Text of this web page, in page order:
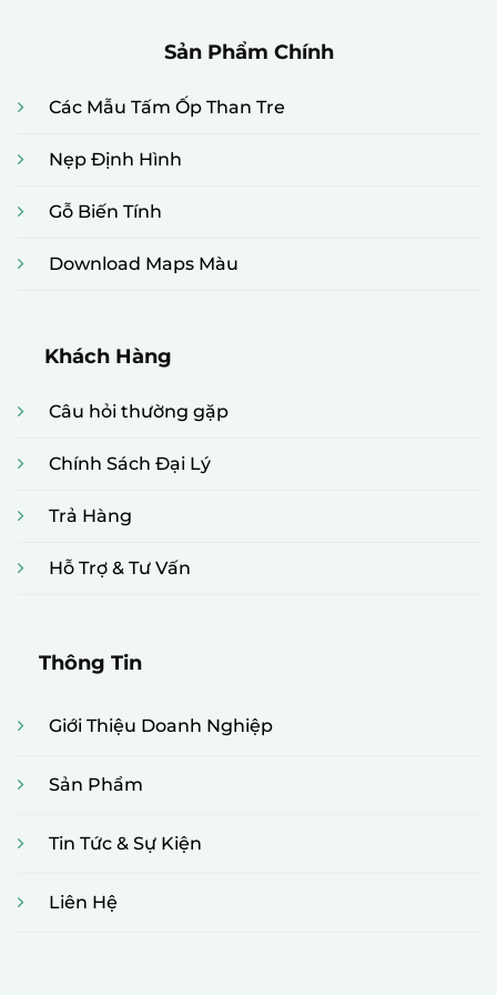
Sản Phẩm Chính
Các Mẫu Tấm Ốp Than Tre
Nẹp Định Hình
Gỗ Biến Tính
Download Maps Màu
Khách Hàng
Câu hỏi thường gặp
Chính Sách Đại Lý
Trả Hàng
Hỗ Trợ & Tư Vấn
Thông Tin
Giới Thiệu Doanh Nghiệp
Sản Phẩm
Tin Tức & Sự Kiện
Liên Hệ